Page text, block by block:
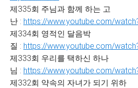
제335회 주님과 함께 하는 고
난 : https://www.youtube.com/
제334회 영적인 달음박
질 : https://www.youtube.com/
제333회 우리를 택하신 하나
님 : https://www.youtube.com/
제332회 약속의 자녀가 되기 위하